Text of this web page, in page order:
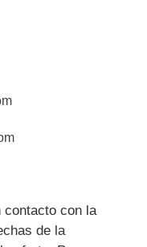
contacto con la
de la